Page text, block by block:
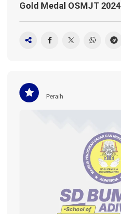
Gold Medal OSMJT 2024
Peraih